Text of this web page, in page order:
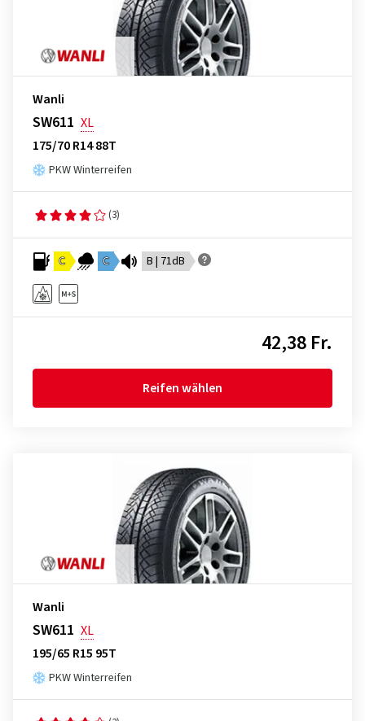
Wanli
SW611 XL
175/70 R14 88T
PKW Winterreifen
(3)
C C B | 71dB
42,38 Fr.
Reifen wählen
Wanli
SW611 XL
195/65 R15 95T
PKW Winterreifen